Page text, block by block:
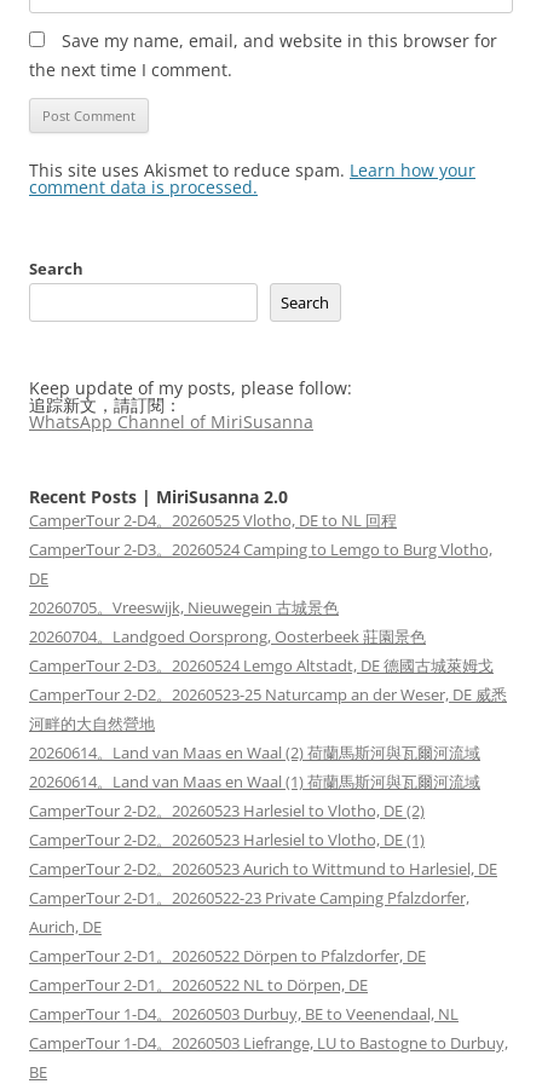
Save my name, email, and website in this browser for
the next time I comment.
This site uses Akismet to reduce spam. Learn how your
comment data is processed.
Search
Search
Keep update of my posts, please follow:
追踪新文，請訂閱：
WhatsApp Channel of MiriSusanna
Recent Posts | MiriSusanna 2.0
CamperTour 2-D4。20260525 Vlotho, DE to NL 回程
CamperTour 2-D3。20260524 Camping to Lemgo to Burg Vlotho,
DE
20260705。Vreeswijk, Nieuwegein 古城景色
20260704。Landgoed Oorsprong, Oosterbeek 莊園景色
CamperTour 2-D3。20260524 Lemgo Altstadt, DE 德國古城萊姆戈
CamperTour 2-D2。20260523-25 Naturcamp an der Weser, DE 威悉
河畔的大自然營地
20260614。Land van Maas en Waal (2) 荷蘭馬斯河與瓦爾河流域
20260614。Land van Maas en Waal (1) 荷蘭馬斯河與瓦爾河流域
CamperTour 2-D2。20260523 Harlesiel to Vlotho, DE (2)
CamperTour 2-D2。20260523 Harlesiel to Vlotho, DE (1)
CamperTour 2-D2。20260523 Aurich to Wittmund to Harlesiel, DE
CamperTour 2-D1。20260522-23 Private Camping Pfalzdorfer,
Aurich, DE
CamperTour 2-D1。20260522 Dörpen to Pfalzdorfer, DE
CamperTour 2-D1。20260522 NL to Dörpen, DE
CamperTour 1-D4。20260503 Durbuy, BE to Veenendaal, NL
CamperTour 1-D4。20260503 Liefrange, LU to Bastogne to Durbuy,
BE